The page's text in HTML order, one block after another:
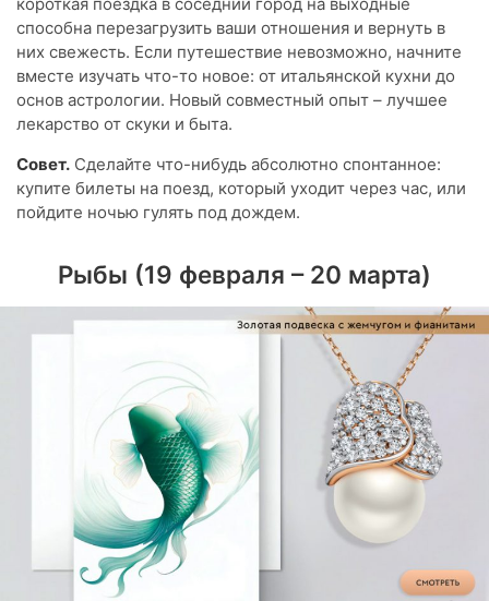
способна перезагрузить ваши отношения и вернуть в
них свежесть. Если путешествие невозможно, начните
вместе изучать что-то новое: от итальянской кухни до
основ астрологии. Новый совместный опыт – лучшее
лекарство от скуки и быта.
Совет. Сделайте что-нибудь абсолютно спонтанное:
купите билеты на поезд, который уходит через час, или
пойдите ночью гулять под дождем.
Рыбы (19 февраля – 20 марта)